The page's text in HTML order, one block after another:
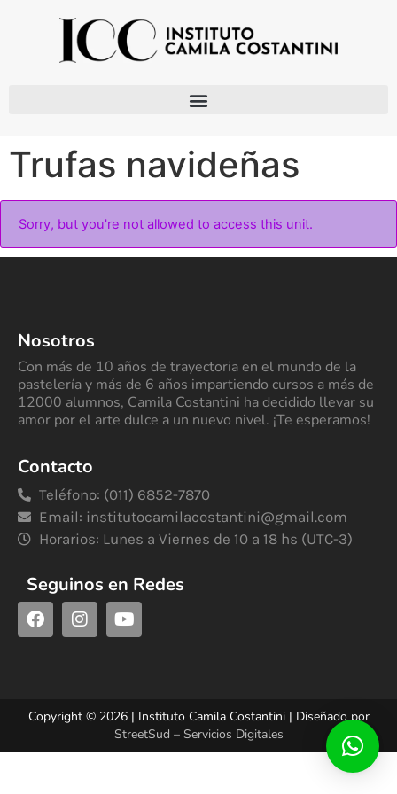
Trufas navideñas
Sorry, but you're not allowed to access this unit.
Nosotros
Con más de 10 años de trayectoria en el mundo de la
pastelería y más de 6 años impartiendo cursos a más de
12000 alumnos, Camila Costantini ha decidido llevar su
amor por el arte dulce a un nuevo nivel. ¡Te esperamos!
Contacto
Teléfono: (011) 6852-7870
Email: institutocamilacostantini@gmail.com
Horarios: Lunes a Viernes de 10 a 18 hs (UTC-3)
Seguinos en Redes
Copyright © 2026 | Instituto Camila Costantini | Diseñado por
StreetSud – Servicios Digitales